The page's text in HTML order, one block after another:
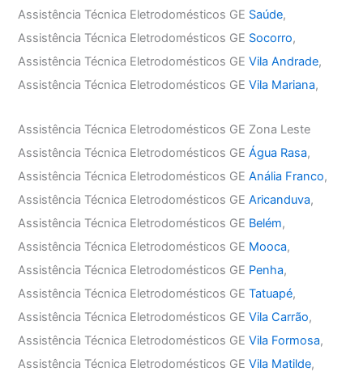
Assistência Técnica Eletrodomésticos GE Saúde,
Assistência Técnica Eletrodomésticos GE Socorro,
Assistência Técnica Eletrodomésticos GEVila Andrade,
Assistência Técnica Eletrodomésticos GEVila Mariana,
Assistência Técnica Eletrodomésticos GE Zona Leste
Assistência Técnica Eletrodomésticos GEÁgua Rasa,
Assistência Técnica Eletrodomésticos GEAnália Franco,
Assistência Técnica Eletrodomésticos GEAricanduva,
Assistência Técnica Eletrodomésticos GE Belém,
Assistência Técnica Eletrodomésticos GE Mooca,
Assistência Técnica Eletrodomésticos GE Penha,
Assistência Técnica Eletrodomésticos GETatuapé,
Assistência Técnica Eletrodomésticos GEVila Carrão,
Assistência Técnica Eletrodomésticos GEVila Formosa,
Assistência Técnica Eletrodomésticos GEVila Matilde,